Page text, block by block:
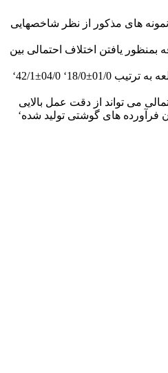
طور اتفاقی انتخاب گردید و نمونه های مذکور از نظر شاخصهایی
یافتن اختلاف احتمالی بین
نتایج: نتایج حاصله نشان داد که میانگین مقدار هیدروکسی پرولین‘ کلاژن ونسبت کلاژن به پروتئین خام در 100 گرم محصول کالباس های خشک ممتاز 12 کارخانه مورد مطالعه به ترتیب 01/0±18/0‘ 04/0±42/1‘
می تواند از دقت عمل بالایی
فرآورده های گوشتی تولید شده‘